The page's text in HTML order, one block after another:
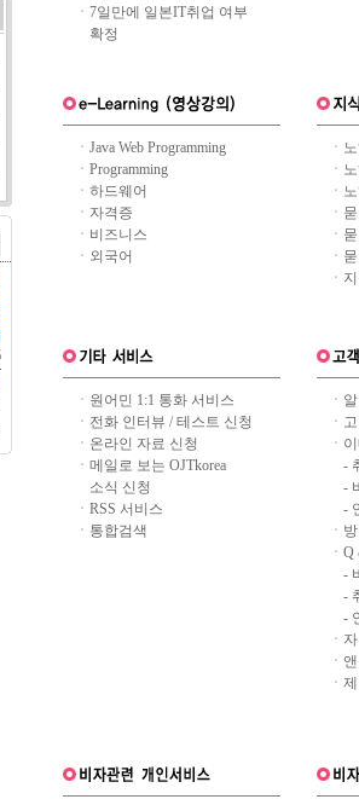
ㆍ 7일만에 일본IT취업 여부
확정
ㆍ Java Web Programming
ㆍ Programming
ㆍ 하드웨어
ㆍ 자격증
ㆍ 비즈니스
ㆍ 외국어
ㆍ
ㆍ
ㆍ
ㆍ
ㆍ
ㆍ
ㆍ
ㆍ 원어민 1:1 통화 서비스
ㆍ 전화 인터뷰 / 테스트 신청
ㆍ 온라인 자료 신청
ㆍ 메일로 보는 OJTkorea
소식 신청
ㆍ RSS 서비스
ㆍ 통합검색
ㆍ
ㆍ
ㆍ
-
-
-
ㆍ
ㆍ Q
-
-
-
ㆍ
ㆍ
ㆍ